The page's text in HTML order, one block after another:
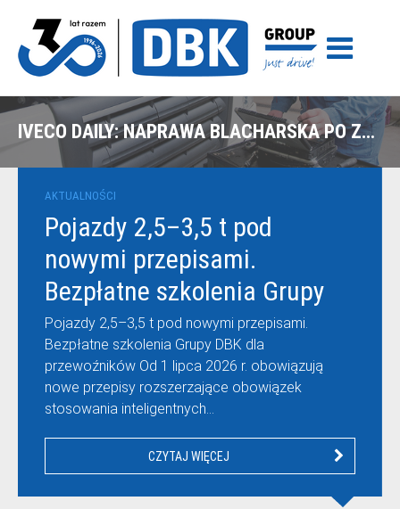
IVECO DAILY: NAPRAWA BLACHARSKA PO ZDERZENIU ZE ZWIERZĘCIEM W OLSZTYNIE
AKTUALNOŚCI
Pojazdy 2,5–3,5 t pod
nowymi przepisami.
Bezpłatne szkolenia Grupy
DBK dla przewoźników
Pojazdy 2,5–3,5 t pod nowymi przepisami.
Bezpłatne szkolenia Grupy DBK dla
przewoźników Od 1 lipca 2026 r. obowiązują
nowe przepisy rozszerzające obowiązek
stosowania inteligentnych…
CZYTAJ WIĘCEJ